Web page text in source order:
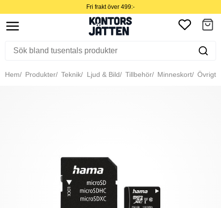
Fri frakt över 499:-
Hem Produkter Teknik Ljud & Bild Tillbehör Minneskort Övrigt